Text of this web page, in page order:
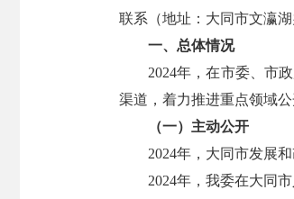
联系（地址：大同市文瀛湖
一、总体情况
2024年，在市委、市
渠道，着力推进重点领域
（一）主动公开
2024年，大同市发展
2024年，我委在大同